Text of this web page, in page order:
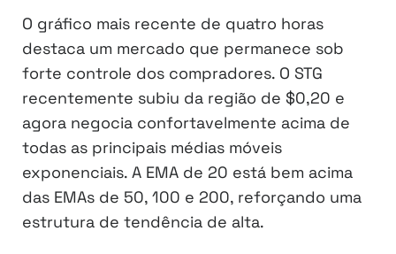
O gráfico mais recente de quatro horas
destaca um mercado que permanece sob
forte controle dos compradores. O STG
recentemente subiu da região de $0,20 e
agora negocia confortavelmente acima de
todas as principais médias móveis
exponenciais. A EMA de 20 está bem acima
das EMAs de 50, 100 e 200, reforçando uma
estrutura de tendência de alta.